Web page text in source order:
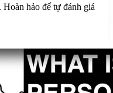
hảo để tự đánh giá